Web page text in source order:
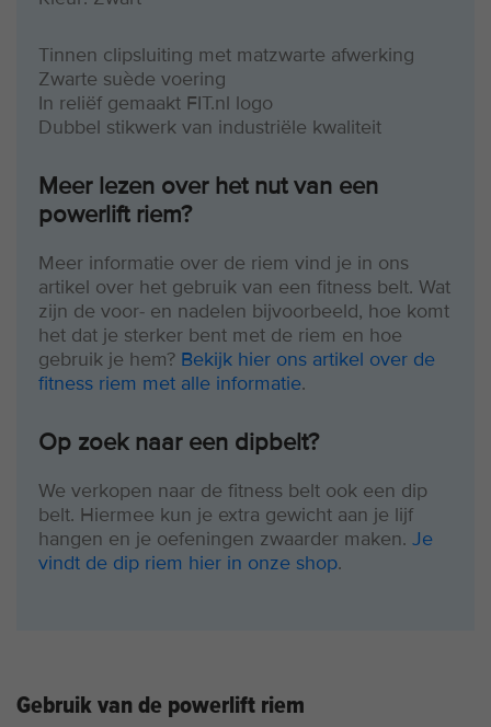
Tinnen clipsluiting met matzwarte afwerking
Zwarte suède voering
In reliëf gemaakt FIT.nl logo
Dubbel stikwerk van industriële kwaliteit
Meer lezen over het nut van een
powerlift riem?
Meer informatie over de riem vind je in ons
artikel over het gebruik van een fitness belt. Wat
zijn de voor- en nadelen bijvoorbeeld, hoe komt
het dat je sterker bent met de riem en hoe
gebruik je hem? Bekijk hier ons artikel over de
fitness riem met alle informatie.
Op zoek naar een dipbelt?
We verkopen naar de fitness belt ook een dip
belt. Hiermee kun je extra gewicht aan je lijf
hangen en je oefeningen zwaarder maken. Je
vindt de dip riem hier in onze shop.
Gebruik van de powerlift riem